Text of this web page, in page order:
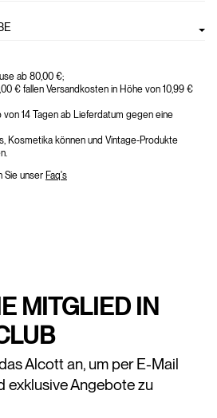
ab 80,00 €;
€ fallen Versandkosten in Höhe von 10,99 €
von 14 Tagen ab Lieferdatum gegen eine
Kosmetika können und Vintage-Produkte
Sie unser Faq's
MITGLIED IN
Alcott an, um per E-Mail
exklusive Angebote zu